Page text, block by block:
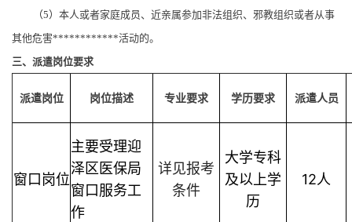
（5） 本人或者家庭成员、近亲属参加非法组织、邪教组织或者从事
其他危害************活动的。
三、派遣岗位要求
派遣岗位 岗位描述 专业要求 学历要求 派遣人员
窗口岗位
主要受理迎
泽区医保局
窗口服务工
作
详见报考
条件
大学专科
及以上学
历
12人